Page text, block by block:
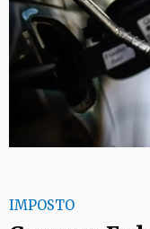
IMPOSTO